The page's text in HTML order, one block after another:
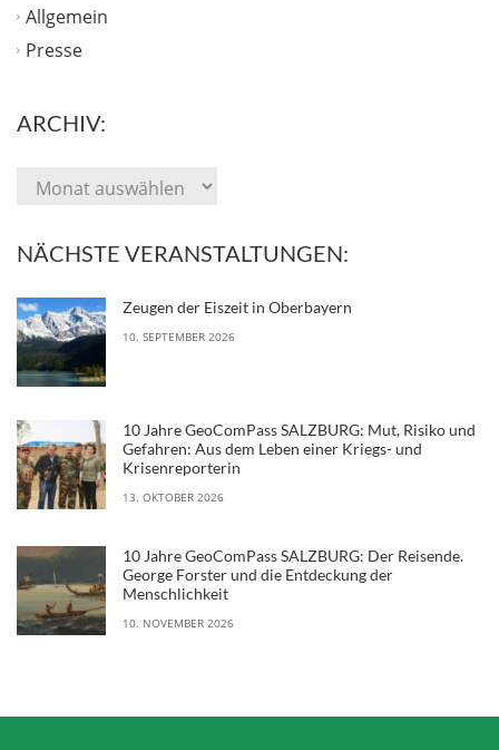
Allgemein
Presse
ARCHIV:
NÄCHSTE VERANSTALTUNGEN:
Zeugen der Eiszeit in Oberbayern
10. SEPTEMBER 2026
10 Jahre GeoComPass SALZBURG: Mut, Risiko und
Gefahren: Aus dem Leben einer Kriegs- und
Krisenreporterin
13. OKTOBER 2026
10 Jahre GeoComPass SALZBURG: Der Reisende.
George Forster und die Entdeckung der
Menschlichkeit
10. NOVEMBER 2026